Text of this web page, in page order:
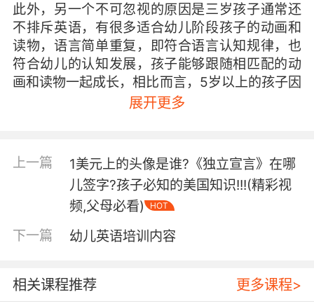
此外，另一个不可忽视的原因是三岁孩子通常还
不排斥英语，有很多适合幼儿阶段孩子的动画和
读物，语言简单重复，即符合语言认知规律，也
符合幼儿的认知发展，孩子能够跟随相匹配的动
画和读物一起成长，相比而言，5岁以上的孩子因
为中文能力已经比较强了，会开始排斥过于简单
综上，孩子学英语的最佳年龄一定是在幼儿阶
段，越早启蒙越好。
展开更多
上一篇
1美元上的头像是谁?《独立宣言》在哪
儿签字?孩子必知的美国知识!!!(精彩视
频,父母必看)
HOT
下一篇 幼儿英语培训内容
相关课程推荐 更多课程>